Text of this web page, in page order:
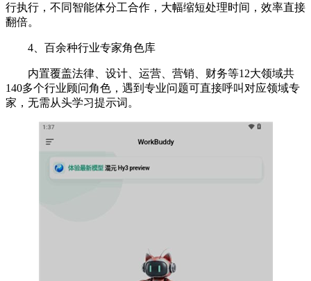
行执行，不同智能体分工合作，大幅缩短处理时间，效率直接
翻倍。
4、百余种行业专家角色库
内置覆盖法律、设计、运营、营销、财务等12大领域共
140多个行业顾问角色，遇到专业问题可直接呼叫对应领域专
家，无需从头学习提示词。